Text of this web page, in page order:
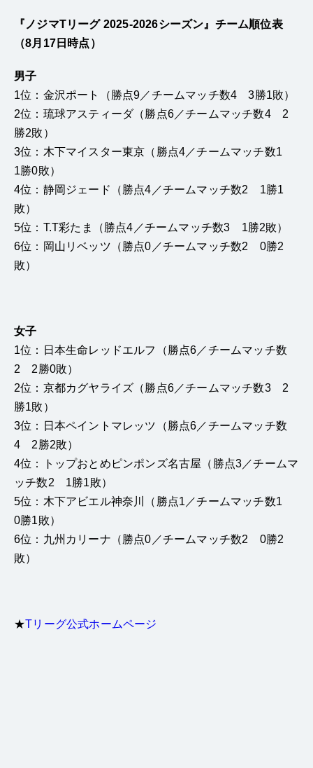
『ノジマTリーグ 2025-2026シーズン』チーム順位表
（8月17日時点）
男子
1位：金沢ポート（勝点9／チームマッチ数4 3勝1敗）
2位：琉球アスティーダ（勝点6／チームマッチ数4 2
勝2敗）
3位：木下マイスター東京（勝点4／チームマッチ数1
1勝0敗）
4位：静岡ジェード（勝点4／チームマッチ数2 1勝1
敗）
5位：T.T彩たま（勝点4／チームマッチ数3 1勝2敗）
6位：岡山リベッツ（勝点0／チームマッチ数2 0勝2
敗）
女子
1位：日本生命レッドエルフ（勝点6／チームマッチ数
2 2勝0敗）
2位：京都カグヤライズ（勝点6／チームマッチ数3 2
勝1敗）
3位：日本ペイントマレッツ（勝点6／チームマッチ数
4 2勝2敗）
4位：トップおとめピンポンズ名古屋（勝点3／チームマ
ッチ数2 1勝1敗）
5位：木下アビエル神奈川（勝点1／チームマッチ数1
0勝1敗）
6位：九州カリーナ（勝点0／チームマッチ数2 0勝2
敗）
★Tリーグ公式ホームページ